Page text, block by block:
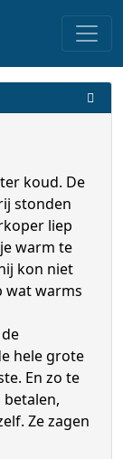
koud. De
stonden
liep
warm te
kon niet
wat warms
hele grote
En zo te
Ze zagen